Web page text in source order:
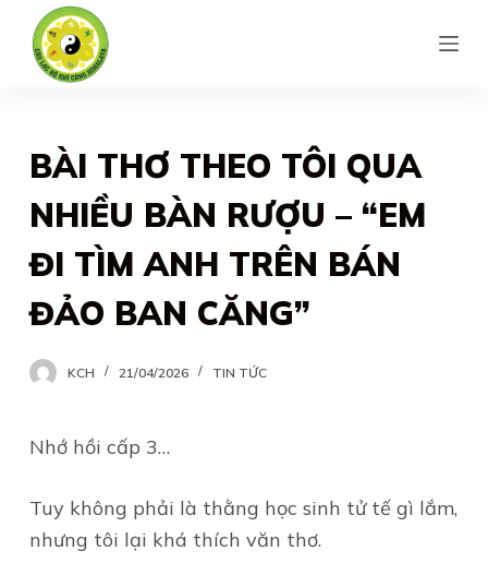
o
o
n
t
n
BÀI THƠ THEO TÔI QUA
NHIỀU BÀN RƯỢU – “EM
ĐI TÌM ANH TRÊN BÁN
ĐẢO BAN CĂNG”
KCH 21/04/2026 TIN TỨC
Nhớ hồi cấp 3…
Tuy không phải là thằng học sinh tử tế gì lắm,
nhưng tôi lại khá thích văn thơ.